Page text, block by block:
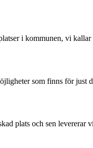
i kommunen, vi kallar
som finns för
plats och sen levererar